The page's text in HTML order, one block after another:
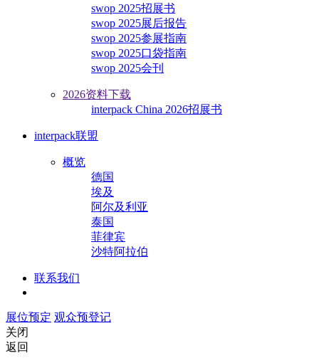
swop 2025招展书
swop 2025展后报告
swop 2025参展指南
swop 2025口袋指南
swop 2025会刊
2026资料下载
interpack China 2026招展书
interpack联盟
概览
德国
埃及
阿尔及利亚
泰国
菲律宾
沙特阿拉伯
联系我们
展位预定 观众预登记
关闭
返回